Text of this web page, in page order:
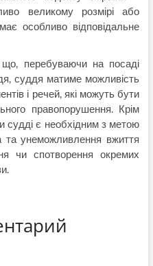
великому розмірі або
особливо відповідальне
перебуваючи на посаді
суддя матиме можливість
і речей, які можуть бути
правопорушення. Крім
судді є необхідним з метою
та унеможливлення вжиття
чи спотворення окремих